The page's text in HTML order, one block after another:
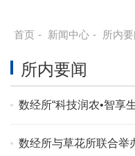
首页 - 新闻中心 - 所内
所内要闻
数经所“科技润农•智享
数经所与草花所联合举